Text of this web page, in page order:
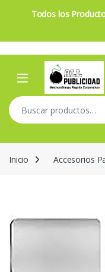
Todos los
Skip to navigation
Skip to content
Open
Buscar por:
Inicio Accesorios